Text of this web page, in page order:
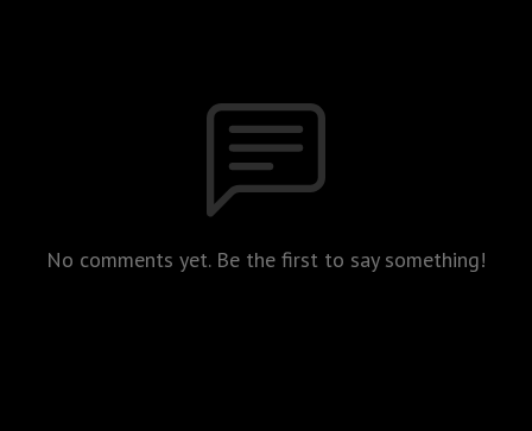
No comments yet. Be the first to say something!